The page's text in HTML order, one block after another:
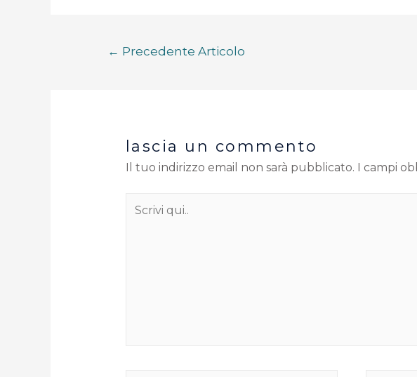
← Precedente Articolo
lascia un commento
Il tuo indirizzo email non sarà pubblicato. I campi